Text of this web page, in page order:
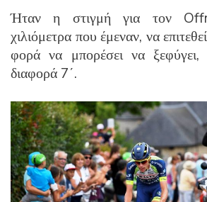
Ήταν η στιγμή για τον
χιλιόμετρα που έμεναν, να
φορά να μπορέσει να ξεφύγει,
διαφορά 7΄.